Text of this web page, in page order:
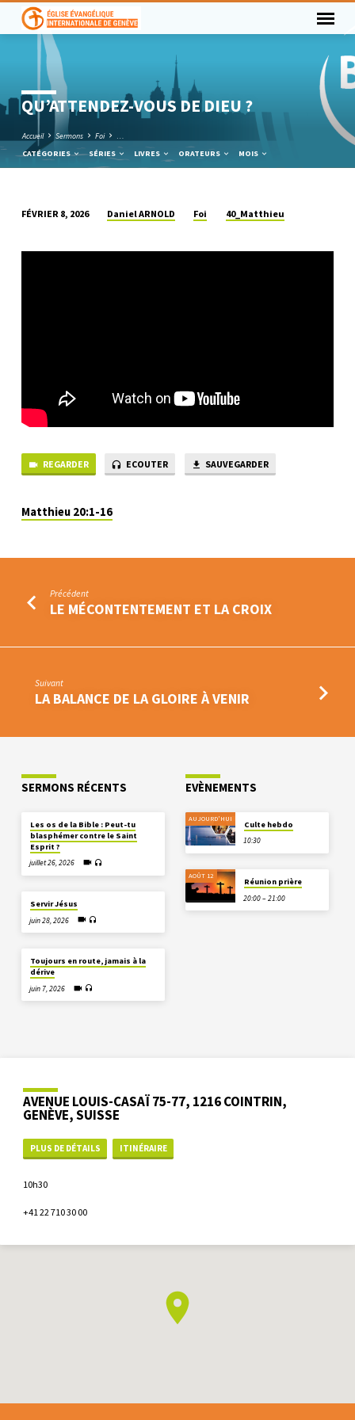
QU’ATTENDEZ-VOUS DE DIEU ?
Accueil Sermons Foi
…
CATÉGORIES
SÉRIES LIVRES ORATEURS MOIS
VOUS
FÉVRIER 8, 2026 Daniel ARNOLD Foi 40_Matthieu
REGARDER ECOUTER SAUVEGARDER
Matthieu 20:1-16
Précédent
LE MÉCONTENTEMENT ET LA CROIX
Suivant
LA BALANCE DE LA GLOIRE À VENIR
SERMONS RÉCENTS
Les os de la Bible : Peut-tu
blasphémer contre le Saint
Esprit ?
juillet 26, 2026
Servir Jésus
juin 28, 2026
Toujours en route, jamais à la
dérive
juin 7, 2026
EVÈNEMENTS
AUJOURD'HUI
Culte hebdo
10:30
AOÛT 12
Réunion prière
20:00 – 21:00
AVENUE LOUIS-CASAÏ 75-77, 1216 COINTRIN,
GENÈVE, SUISSE
PLUS DE DÉTAILS ITINÉRAIRE
10h30
+41 22 710 30 00